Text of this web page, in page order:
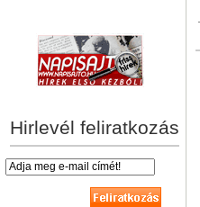
Hirlevél feliratkozás